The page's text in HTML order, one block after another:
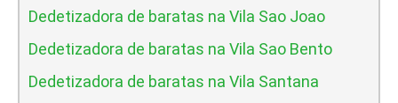
Dedetizadora de baratas na Vila Sao Joao
Dedetizadora de baratas na Vila Sao Bento
Dedetizadora de baratas na Vila Santana